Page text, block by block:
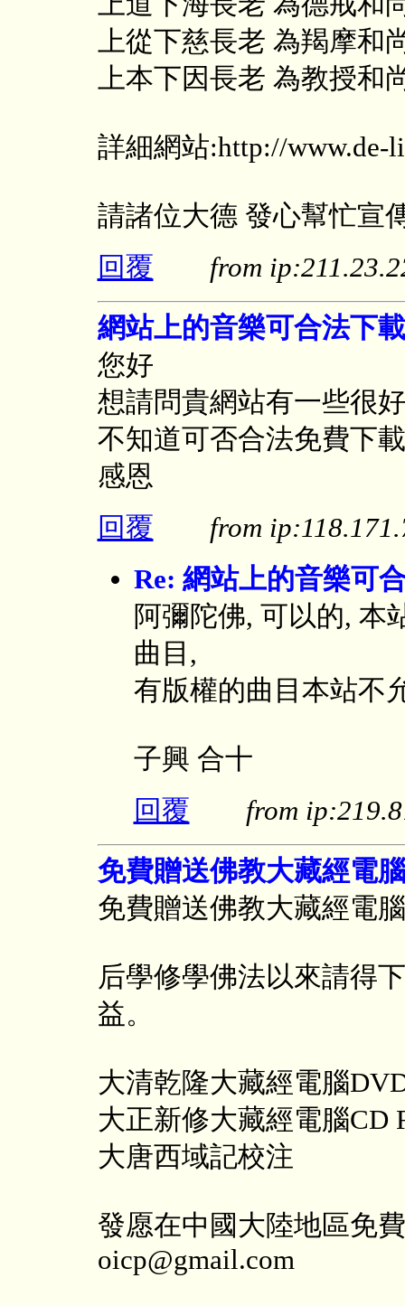
上從下慈長老 為羯摩和
上本下因長老 為教授和
詳細網站:http://www.de-
請諸位大德 發心幫忙宣
回覆
from
網站上的音樂可合法下
您好
想請問貴網站有一些很
不知道可否合法免費下
感恩
回覆
from
Re: 網站上的音樂可
阿彌陀佛, 可以的, 本
曲目,
有版權的曲目本站不
子興 合十
回覆
from
免費贈送佛教大藏經電
免費贈送佛教大藏經電
后學修學佛法以來請得
益。
大清乾隆大藏經電腦
大正新修大藏經電腦CD
大唐西域記校注
發愿在中國大陸地區免
oicp@gmail.com